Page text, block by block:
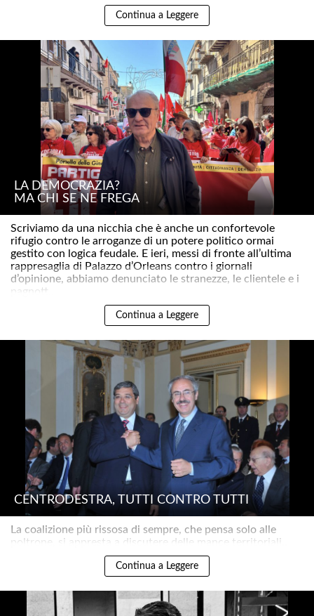
Continua a Leggere
LA DEMOCRAZIA?
MA CHI SE NE FREGA
Scriviamo da una nicchia che è anche un confortevole
rifugio contro le arroganze di un potere politico ormai
gestito con logica feudale. E ieri, messi di fronte all’ultima
rappresaglia di Palazzo d’Orleans contro i giornali
d’opinione, abbiamo denunciato le stranezze, le clientele e i
pagnott..
Continua a Leggere
CENTRODESTRA, TUTTI CONTRO TUTTI
La coalizione più rissosa di sempre, che pensa solo alle
poltrone, si appresta a discutere delle mance territoriali..
Continua a Leggere